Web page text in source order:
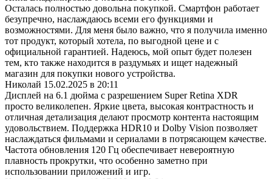
Осталась полностью довольна покупкой. Смартфон работает
безупречно, наслаждаюсь всеми его функциями и
возможностями. Для меня было важно, что я получила именно
тот продукт, который хотела, по выгодной цене и с
официальной гарантией. Надеюсь, мой опыт будет полезен
тем, кто также находится в раздумьях и ищет надежный
магазин для покупки нового устройства.
Николай 15.02.2025 в 20:11
Дисплей на 6.1 дюйма с разрешением Super Retina XDR
просто великолепен. Яркие цвета, высокая контрастность и
отличная детализация делают просмотр контента настоящим
удовольствием. Поддержка HDR10 и Dolby Vision позволяет
наслаждаться фильмами и сериалами в потрясающем качестве.
Частота обновления 120 Гц обеспечивает невероятную
плавность прокрутки, что особенно заметно при
использовании приложений и игр.